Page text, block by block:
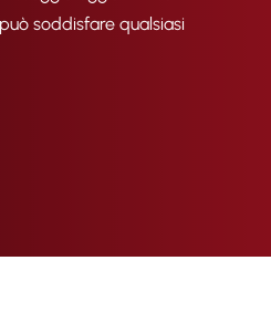
soddisfare qualsiasi